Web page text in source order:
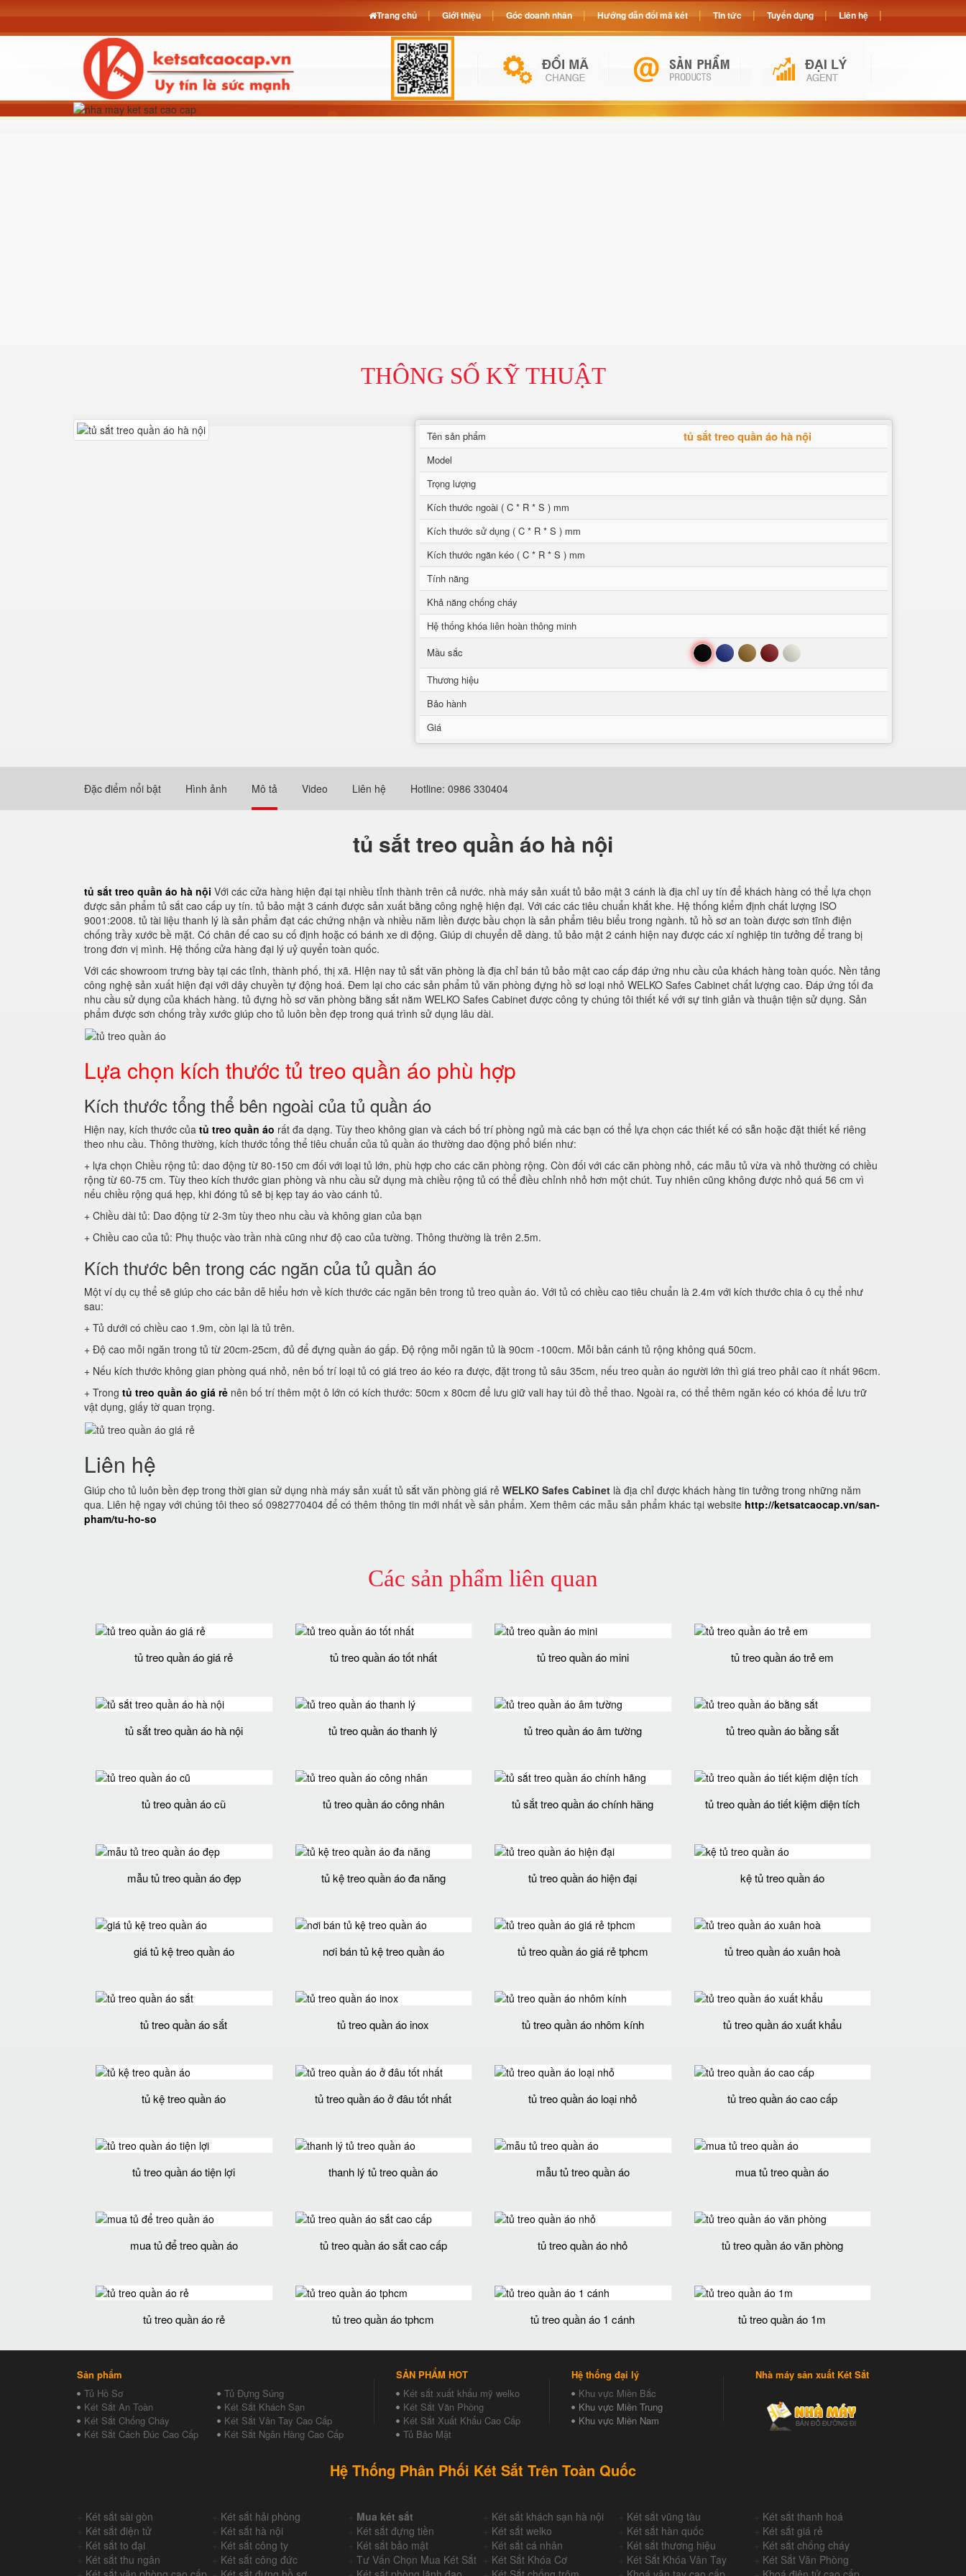
THÔNG SỐ KỸ THUẬT
Tên sản phẩm tủ sắt treo quần áo hà nội
Model
Trọng lượng
Kích thước ngoài ( C * R * S ) mm
Kích thước sử dụng ( C * R * S ) mm
Kích thước ngăn kéo ( C * R * S ) mm
Tính năng
Khả năng chống cháy
Hệ thống khóa liên hoàn thông minh
Mầu sắc
Đen Xanh Nâu Đỏ Trắng
Thương hiệu
Bảo hành
Giá
Đặc điểm nổi bật Hình ảnh Mô tả Video Liên hệ Hotline: 0986 330404
tủ sắt treo quần áo hà nội
tủ sắt treo quần áo hà nội Với các cửa hàng hiện đại tại nhiều tỉnh thành trên cả nước. nhà máy sản xuất tủ bảo mật 3 cánh là địa chỉ uy tín để khách hàng có thể lựa chọn
được sản phẩm tủ sắt cao cấp uy tín. tủ bảo mật 3 cánh được sản xuất bằng công nghệ hiện đại. Với các các tiêu chuẩn khắt khe. Hệ thống kiểm định chất lượng ISO
9001:2008. tủ tài liệu thanh lý là sản phẩm đạt các chứng nhận và nhiều năm liền được bầu chọn là sản phẩm tiêu biểu trong ngành. tủ hồ sơ an toàn được sơn tĩnh điện
chống trầy xước bề mặt. Có chân đế cao su cố định hoặc có bánh xe di động. Giúp di chuyển dễ dàng. tủ bảo mật 2 cánh hiện nay được các xí nghiệp tin tưởng để trang bị
trong đơn vị mình. Hệ thống cửa hàng đại lý uỷ quyển toàn quốc.
Với các showroom trưng bày tại các tỉnh, thành phố, thị xã. HIện nay tủ sắt văn phòng là địa chỉ bán tủ bảo mật cao cấp đáp ứng nhu cầu của khách hàng toàn quốc. Nền tảng
công nghệ sản xuất hiện đại với dây chuyền tự động hoá. Đem lại cho các sản phẩm tủ văn phòng đựng hồ sơ loại nhỏ WELKO Safes Cabinet chất lượng cao. Đáp ứng tối đa
nhu cầu sử dụng của khách hàng. tủ đựng hồ sơ văn phòng bằng sắt nằm WELKO Safes Cabinet được công ty chúng tôi thiết kế với sự tinh giản và thuận tiện sử dụng. Sản
phẩm được sơn chống trầy xước giúp cho tủ luôn bền đẹp trong quá trình sử dụng lâu dài.
Lựa chọn kích thước tủ treo quần áo phù hợp
Kích thước tổng thể bên ngoài của tủ quần áo
Hiện nay, kích thước của tủ treo quần áo rất đa dạng. Tùy theo không gian và cách bố trí phòng ngủ mà các bạn có thể lựa chọn các thiết kế có sẵn hoặc đặt thiết kế riêng
theo nhu cầu. Thông thường, kích thước tổng thể tiêu chuẩn của tủ quần áo thường dao động phổ biến như:
+ lựa chọn Chiều rộng tủ: dao động từ 80-150 cm đối với loại tủ lớn, phù hợp cho các căn phòng rộng. Còn đối với các căn phòng nhỏ, các mẫu tủ vừa và nhỏ thường có chiều
rộng từ 60-75 cm. Tùy theo kích thước gian phòng và nhu cầu sử dụng mà chiều rộng tủ có thể điều chỉnh nhỏ hơn một chút. Tuy nhiên cũng không được nhỏ quá 56 cm vì
nếu chiều rộng quá hẹp, khi đóng tủ sẽ bị kẹp tay áo vào cánh tủ.
+ Chiều dài tủ: Dao động từ 2-3m tùy theo nhu cầu và không gian của bạn
+ Chiều cao của tủ: Phụ thuộc vào trần nhà cũng như độ cao của tường. Thông thường là trên 2.5m.
Kích thước bên trong các ngăn của tủ quần áo
Một ví dụ cụ thể sẽ giúp cho các bản dễ hiểu hơn về kích thước các ngăn bên trong tủ treo quần áo. Với tủ có chiều cao tiêu chuẩn là 2.4m với kích thước chia ô cụ thể như
sau:
+ Tủ dưới có chiều cao 1.9m, còn lại là tủ trên.
+ Độ cao mỗi ngăn trong tủ từ 20cm-25cm, đủ để đựng quần áo gấp. Độ rộng mỗi ngăn tủ là 90cm -100cm. Mỗi bản cánh tủ rộng không quá 50cm.
+ Nếu kích thước không gian phòng quá nhỏ, nên bố trí loại tủ có giá treo áo kéo ra được, đặt trong tủ sâu 35cm, nếu treo quần áo người lớn thì giá treo phải cao ít nhất 96cm.
+ Trong tủ treo quần áo giá rẻ nên bố trí thêm một ô lớn có kích thước: 50cm x 80cm để lưu giữ vali hay túi đồ thể thao. Ngoài ra, có thể thêm ngăn kéo có khóa để lưu trữ
vật dụng, giấy tờ quan trọng.
Liên hệ
Giúp cho tủ luôn bền đẹp trong thời gian sử dụng nhà máy sản xuất tủ sắt văn phòng giá rẻ WELKO Safes Cabinet là địa chỉ được khách hàng tin tưởng trong những năm
qua. Liên hệ ngay với chúng tôi theo số 0982770404 để có thêm thông tin mới nhất về sản phẩm. Xem thêm các mẫu sản phẩm khác tại website http://ketsatcaocap.vn/san-
pham/tu-ho-so
Các sản phẩm liên quan
tủ treo quần áo giá rẻ tủ treo quần áo tốt nhất tủ treo quần áo mini tủ treo quần áo trẻ em
tủ sắt treo quần áo hà nội tủ treo quần áo thanh lý tủ treo quần áo âm tường tủ treo quần áo bằng sắt
tủ treo quần áo cũ tủ treo quần áo công nhân tủ sắt treo quần áo chính hãng tủ treo quần áo tiết kiệm diện tích
mẫu tủ treo quần áo đẹp tủ kệ treo quần áo đa năng tủ treo quần áo hiện đại kệ tủ treo quần áo
giá tủ kệ treo quần áo nơi bán tủ kệ treo quần áo tủ treo quần áo giá rẻ tphcm tủ treo quần áo xuân hoà
tủ treo quần áo sắt tủ treo quần áo inox tủ treo quần áo nhôm kính tủ treo quần áo xuất khẩu
tủ kệ treo quần áo tủ treo quần áo ở đâu tốt nhất tủ treo quần áo loại nhỏ tủ treo quần áo cao cấp
tủ treo quần áo tiện lợi thanh lý tủ treo quần áo mẫu tủ treo quần áo mua tủ treo quần áo
mua tủ để treo quần áo tủ treo quần áo sắt cao cấp tủ treo quần áo nhỏ tủ treo quần áo văn phòng
tủ treo quần áo rẻ tủ treo quần áo tphcm tủ treo quần áo 1 cánh tủ treo quần áo 1m
Sản phẩm
Tủ Hồ Sơ
Tủ Đựng Súng
Két Sắt An Toàn
Két Sắt Khách Sạn
Két Sắt Chống Cháy
Két Sắt Vân Tay Cao Cấp
Két Sắt Cách Đúc Cao Cấp
Két Sắt Ngân Hàng Cao Cấp
SẢN PHẨM HOT
Két sắt xuất khẩu mỹ welko
Két Sắt Văn Phòng
Két Sắt Xuất Khẩu Cao Cấp
Tủ Bảo Mật
Hệ thống đại lý
Khu vực Miền Bắc
Khu vực Miền Trung
Khu vực Miền Nam
Nhà máy sản xuất Két Sắt
Hệ Thống Phân Phối Két Sắt Trên Toàn Quốc
Két sắt sài gòn Két sắt hải phòng Mua két sắt Két sắt khách sạn hà nội Két sắt vũng tàu
Két sắt thanh hoá
Két sắt điện tử Két sắt hà nội Két sắt đựng tiền Két sắt welko Két sắt hàn quốc
Két sắt giá rẻ
Két sắt to đại Két sắt công ty Két sắt bảo mật Két sắt cá nhân Két sắt thương hiệu
Két sắt chống cháy
Két sắt thu ngân Két sắt công đức Tư Vấn Chọn Mua Két Sắt Két Sắt Khóa Cơ Két Sắt Khóa Vân Tay
Két Sắt Văn Phòng
Trang chủ Giới thiệu Góc doanh nhân Hướng dẫn đổi mã két Tin tức Tuyển dụng Liên hệ